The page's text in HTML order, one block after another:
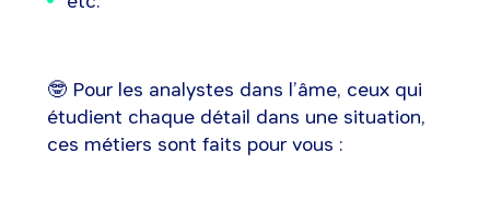
🤓 Pour les analystes dans l’âme, ceux qui
étudient chaque détail dans une situation,
ces métiers sont faits pour vous :